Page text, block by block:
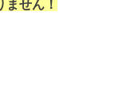
ません！